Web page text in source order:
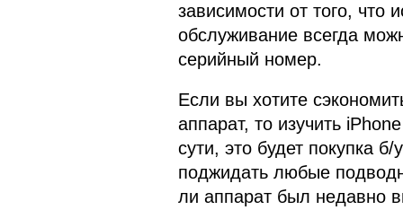
зависимости от того, что
обслуживание всегда
серийный номер.
Если вы хотите
аппарат, то изучить
сути, это будет покупка б/
поджидать любые
ли аппарат был недавно